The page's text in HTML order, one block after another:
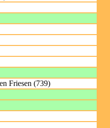
Friesen (739)